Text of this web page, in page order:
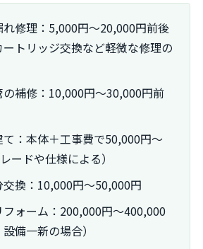
修理：5,000円～20,000円前後
ートリッジ交換など軽微な修理の
補修：10,000円～30,000円前
：本体＋工事費で50,000円～
ードや仕様による）
換：10,000円～50,000円
ォーム：200,000円～400,000
備一新の場合）